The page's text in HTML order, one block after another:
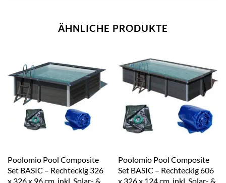
ÄHNLICHE PRODUKTE
Poolomio Pool Composite
Set BASIC – Rechteckig 326
x 326 x 96 cm, inkl. Solar- &
Poolomio Pool Composite
Set BASIC – Rechteckig 606
x 326 x 124 cm, inkl. Solar- &